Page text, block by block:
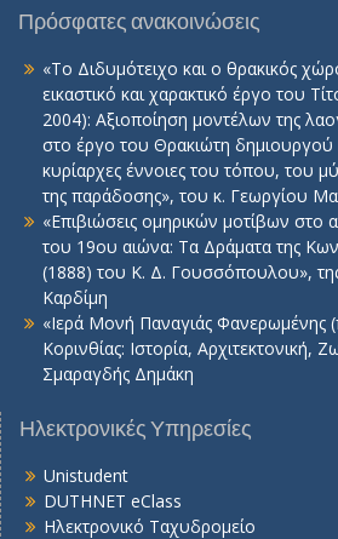
Πρόσφατες ανακοινώσεις
«Το Διδυμότειχο και ο θρακικός
εικαστικό και χαρακτικό έργο του
2004): Αξιοποίηση μοντέλων της
στο έργο του Θρακιώτη δημιουργού
κυρίαρχες έννοιες του τόπου, του
της παράδοσης», του κ. Γεωργίου
«Επιβιώσεις ομηρικών μοτίβων
του 19ου αιώνα: Τα Δράματα της
(1888) του Κ. Δ. Γουσσόπουλου»,
Καρδίμη
«Ιερά Μονή Παναγιάς Φανερωμένης
Κορινθίας: Ιστορία, Αρχιτεκτονική,
Σμαραγδής Δημάκη
Ηλεκτρονικές Υπηρεσίες
Unistudent
DUTHNET eClass
Ηλεκτρονικό Ταχυδρομείο